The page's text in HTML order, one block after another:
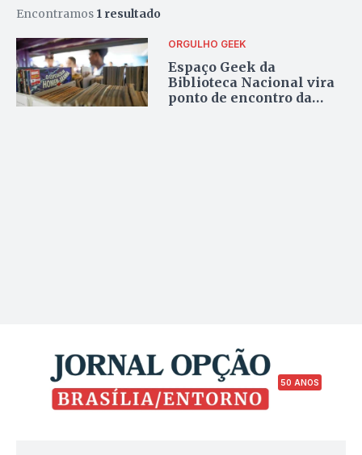
Encontramos 1 resultado
ORGULHO GEEK
Espaço Geek da
Biblioteca Nacional vira
ponto de encontro da
50 ANOS